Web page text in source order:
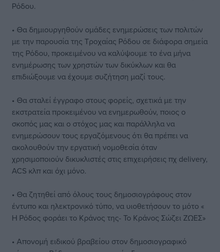
Ρόδου.
• Θα δημιουργηθούν ομάδες ενημερώσεις των πολιτών
με την παρουσία της Τροχαίας Ρόδου σε διάφορα σημεία
της Ρόδου, προκειμένου να καλύψουμε το ένα μήνα
ενημέρωσης των χρηστών των δικύκλων και θα
επιδιώξουμε να έχουμε συζήτηση μαζί τους.
• Θα σταλεί έγγραφο στους φορείς, σχετικά με την
εκστρατεία προκειμένου να ενημερωθούν, ποιος ο
σκοπός μας και ο στόχος μας και παράλληλα να
ενημερώσουν τους εργαζόμενους ότι θα πρέπει να
ακολουθούν την εργατική νομοθεσία όταν
χρησιμοποιούν δικυκλιστές στις επιχειρήσεις πχ delivery,
ACS κλπ και όχι μόνο.
• Θα ζητηθεί από όλους τους δημοσιογράφους στον
έντυπο και ηλεκτρονικό τύπο, να υιοθετήσουν το μότο «
Η Ρόδος φοράει το Κράνος της- Το Κράνος Σώζει ΖΩΕΣ»
• Απονομή ειδικού βραβείου στον δημοσιογραφικό